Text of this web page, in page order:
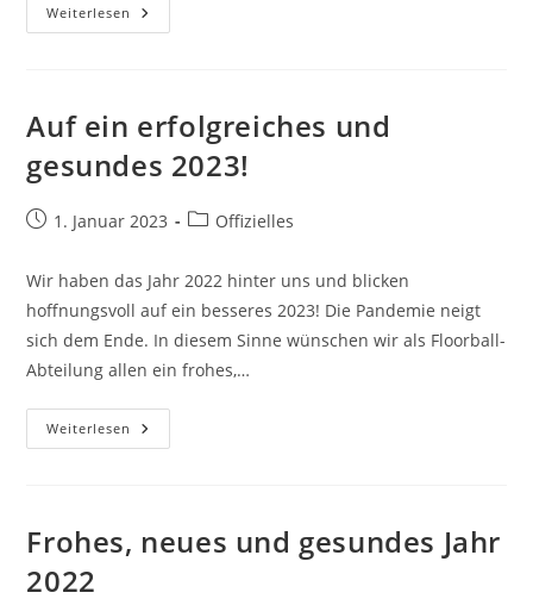
Weiterlesen Auf
Geht’s
Auf ein erfolgreiches und
gesundes 2023!
Beitrag1. Januar 2023
Beitrags-
Offizielles
Wir haben das Jahr 2022 hinter uns und blicken
hoffnungsvoll auf ein besseres 2023! Die Pandemie neigt
sich dem Ende. In diesem Sinne wünschen wir als Floorball-
Abteilung allen ein frohes,…
Weiterlesen Auf
Ein
Frohes, neues und gesundes Jahr
2022